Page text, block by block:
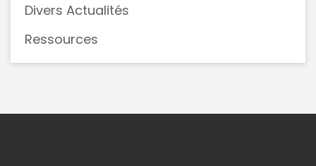
Divers Actualités
Ressources